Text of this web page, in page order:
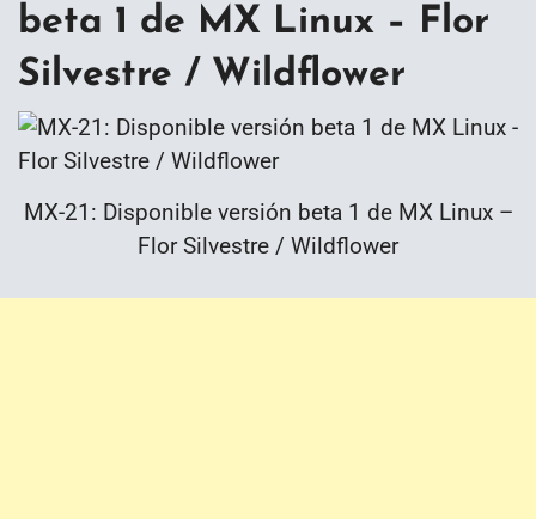
beta 1 de MX Linux – Flor
Silvestre / Wildflower
MX-21: Disponible versión beta 1 de MX Linux –
Flor Silvestre / Wildflower